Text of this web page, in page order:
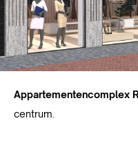
Appartementencomplex
centrum.